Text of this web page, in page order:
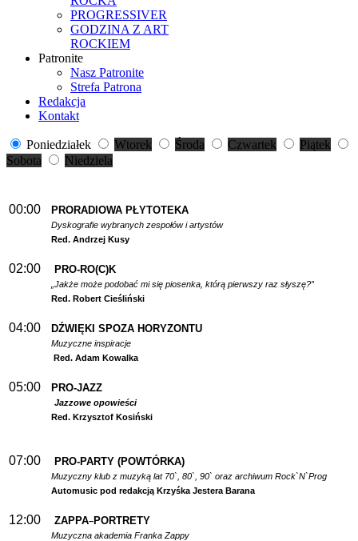
PROGRESSIVER
GODZINA Z ART
ROCKIEM
Patronite
Nasz Patronite
Strefa Patrona
Redakcja
Kontakt
Poniedziałek Wtorek Środa Czwartek
Piątek
Sobota
Niedziela
00:00 PRORADIOWA PŁYTOTEKA
Dyskografie wybranych zespołów i artystów
Red. Andrzej Kusy
02:00 PRO-RO(C)K
„Jakże może podobać mi się piosenka, którą pierwszy raz słyszę?”
Red. Robert Cieśliński
04:00 DŹWIĘKI SPOZA HORYZONTU
Muzyczne inspiracje
Red. Adam Kowalka
05:00 PRO-JAZZ
Jazzowe opowieści
Red. Krzysztof Kosiński
07:00 PRO-PARTY (POWTÓRKA)
Muzyczny klub z muzyką lat 70`, 80`, 90` oraz archiwum Rock`N`Prog
Automusic pod redakcją Krzyśka Jestera Barana
12:00 ZAPPA–PORTRETY
Muzyczna akademia Franka Zappy